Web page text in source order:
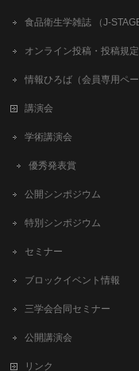
食品衛生学雑誌 （J-
オンライン投稿・投稿規定
情報ひろば（会員専用ペー
講演会
学術講演会
優秀発表賞
公開シンポジウム
特別シンポジウム
セミナー
ブロックイベント情報
三学会合同セミナー
公開講演会
リンク